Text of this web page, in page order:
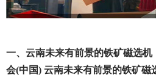
一、云南未来有前景的铁矿磁选
会(中国) 云南未来有前景的铁矿磁